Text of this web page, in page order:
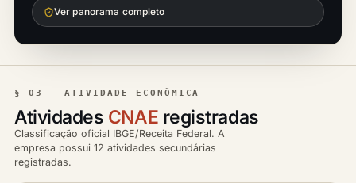
Ver panorama completo
§ 03 — ATIVIDADE ECONÔMICA
Atividades CNAE registradas
Classificação oficial IBGE/Receita Federal. A
empresa possui 12 atividades secundárias
registradas.